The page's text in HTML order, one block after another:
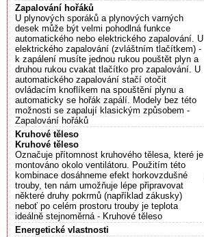
Zapalování hořáků
U plynových sporáků a plynových varných
desek může být velmi pohodlná funkce
automatického nebo elektrického zapalování. U
elektrického zapalování (zvláštním tlačítkem) -
k zapálení musíte jednou rukou pouštět plyn a
druhou rukou cvakat tlačítko pro zapalování. U
automatického zapalování stačí otočit
ovládacím knoflíkem na spouštění plynu a
automaticky se hořák zapálí. Modely bez této
možnosti se zapalují klasickým způsobem -
Zapalování hořáků
Kruhové těleso
Kruhové těleso
Označuje přítomnost kruhového tělesa, které je
montováno okolo ventilátoru. Použitím této
kombinace dosáhneme efekt horkovzdušné
trouby, ten nám umožňuje lépe připravovat
některé druhy pokrmů (například zákusky)
neboť po celém prostoru trouby je teplota
ideálně stejnoměrná - Kruhové těleso
Energetické vlastnosti